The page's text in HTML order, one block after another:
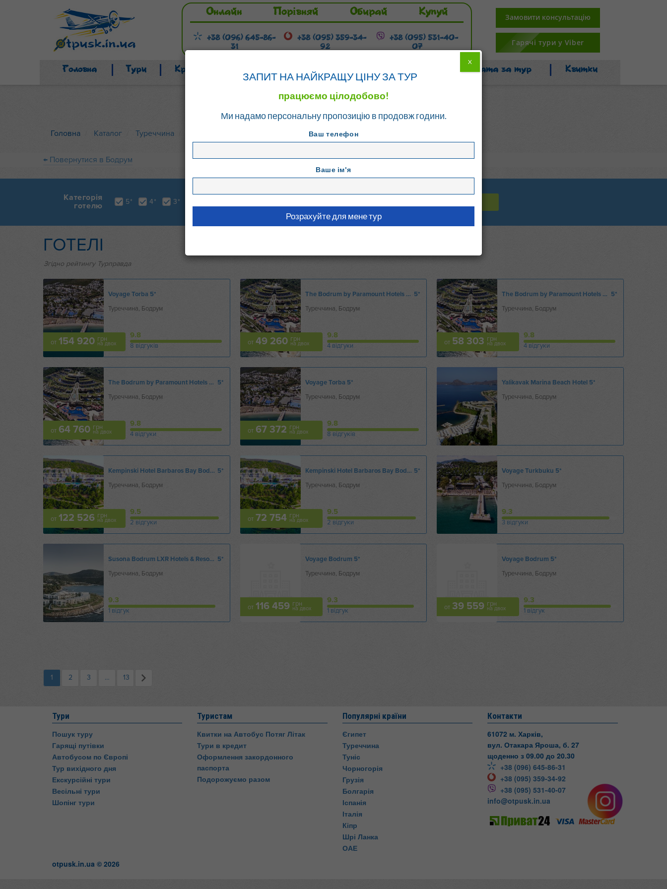
Онлайн Порівняй Обирай Купуй
+38 (096) 645-86-
31
+38 (095) 359-34-
92
+38 (095) 531-40-
07
Замовити консультацію
Гарячі тури у Viber
Головна Тури Країни Оплата за тур Квитки
Головна Каталог Туреччина
← Повернутися в Бодрум
Категорія
готелю
5* 4* 3* Оцінка
по відгукам 4 5 6 7 8 9 10
ГОТЕЛІ
Згідно рейтингу Турправда
от 154 920 грн
на двох
Voyage Torba 5*
Туреччина, Бодрум
9.8
8 відгуків от 49 260 грн
на двох
The Bodrum by Paramount Hotels & Resorts 5*
Туреччина, Бодрум
9.8
4 відгуки от 58 303 грн
на двох
The Bodrum by Paramount Hotels & Resorts 5*
Туреччина, Бодрум
9.8
4 відгуки
от 64 760 грн
на двох
The Bodrum by Paramount Hotels & Resorts 5*
Туреччина, Бодрум
9.8
4 відгуки от 67 372 грн
на двох
Voyage Torba 5*
Туреччина, Бодрум
9.8
8 відгуків
Yalikavak Marina Beach Hotel 5*
Туреччина, Бодрум
от 122 526 грн
на двох
Kempinski Hotel Barbaros Bay Bodrum 5*
Туреччина, Бодрум
9.5
2 відгуки от 72 754 грн
на двох
Kempinski Hotel Barbaros Bay Bodrum 5*
Туреччина, Бодрум
9.5
2 відгуки
Voyage Turkbuku 5*
Туреччина, Бодрум
9.3
3 відгуки
Susona Bodrum LXR Hotels & Resorts 5*
Туреччина, Бодрум
9.3
1 відгук от 116 459 грн
на двох
Voyage Bodrum 5*
Туреччина, Бодрум
9.3
1 відгук от 39 559 грн
на двох
Voyage Bodrum 5*
Туреччина, Бодрум
9.3
1 відгук
1 2 3 … 13
Тури
Пошук туру
Гарящі путівки
Автобусом по Європі
Тур вихідного дня
Екскурсійні тури
Весільні тури
Шопінг тури
Туристам
Квитки на Автобус Потяг Літак
Тури в кредит
Оформлення закордонного
паспорта
Подорожуємо разом
Популярні країни
Єгипет
Туреччина
Туніс
Чорногорія
Грузія
Болгарія
Іспанія
Італія
Кіпр
Шрі Ланка
ОАЕ
Контакти
61072 м. Харків,
вул. Отакара Яроша, б. 27
щоденно з 09.00 до 20.30
+38 (096) 645-86-31
+38 (095) 359-34-92
+38 (095) 531-40-07
info@otpusk.in.ua
otpusk.in.ua © 2026
ЗАПИТ НА НАЙКРАЩУ ЦІНУ ЗА ТУР
працюємо цілодобово!
Ми надамо персональну пропозицію в продовж години.
Ваш телефон
Ваше ім'я
X